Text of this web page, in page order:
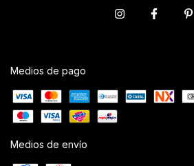
Medios de pago
Medios de envío